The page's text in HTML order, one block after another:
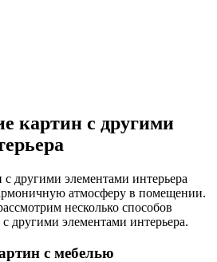
картин с другими
другими элементами интерьера
атмосферу в помещении.
несколько способов
другими элементами интерьера.
с мебелью